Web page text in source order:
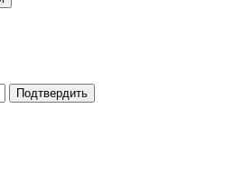
Подтвердить